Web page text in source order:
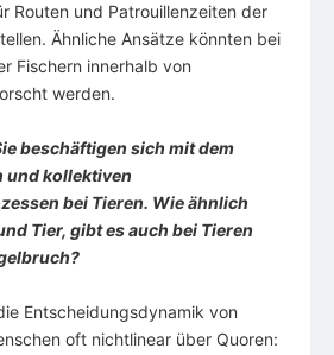
Routen und Patrouillenzeiten der
Ähnliche Ansätze könnten bei
Fischern innerhalb von
werden.
beschäftigen sich mit dem
und kollektiven
bei Tieren. Wie ähnlich
Tier, gibt es auch bei Tieren
Entscheidungsdynamik von
oft nichtlinear über Quoren: